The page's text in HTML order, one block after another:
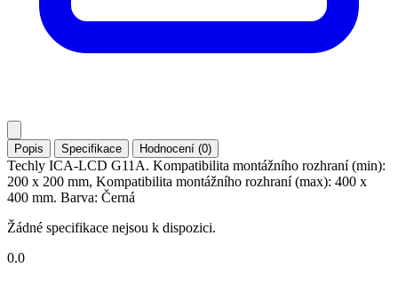
Popis Specifikace Hodnocení (0)
Techly ICA-LCD G11A. Kompatibilita montážního rozhraní (min):
200 x 200 mm, Kompatibilita montážního rozhraní (max): 400 x
400 mm. Barva: Černá
Žádné specifikace nejsou k dispozici.
0.0